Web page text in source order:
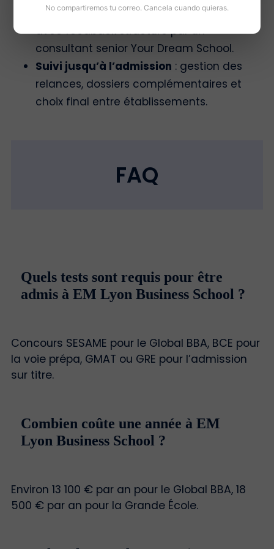
Entretiens blancs: simulations d’entretien
avec feedback structuré par un
consultant senior Your Dream School.
Suivi jusqu’à l’admission : gestion des
relances, dossiers complémentaires et
choix final entre établissements.
FAQ
Quels tests sont requis pour être
admis à EM Lyon Business School ?
Concours SESAME pour le Global BBA, BCE pour
la voie prépa, GMAT ou GRE pour l’admission
sur titre.
Combien coûte une année à EM
Lyon Business School ?
Environ 13 100 € par an pour le Global BBA, 18
500 € par an pour la Grande École.
No compartiremos tu correo. Cancela cuando quieras.